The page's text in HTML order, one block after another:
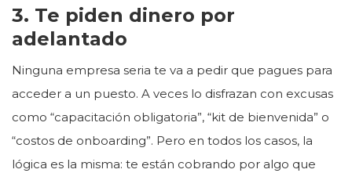
3. Te piden dinero por
adelantado
Ninguna empresa seria te va a pedir que pagues para
acceder a un puesto. A veces lo disfrazan con excusas
como “capacitación obligatoria”, “kit de bienvenida” o
“costos de onboarding”. Pero en todos los casos, la
lógica es la misma: te están cobrando por algo que